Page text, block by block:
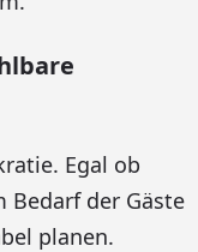
Egal ob
Bedarf der Gäste
planen.